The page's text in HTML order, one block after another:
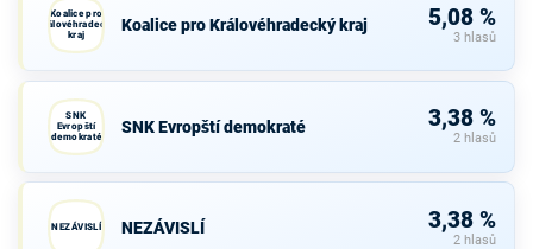
Koalice pro
Královéhradecký
kraj
Koalice pro Královéhradecký kraj 5,08 %
3 hlasů
SNK
Evropští
demokraté
SNK Evropští demokraté 3,38 %
2 hlasů
NEZÁVISLÍ NEZÁVISLÍ 3,38 %
2 hlasů